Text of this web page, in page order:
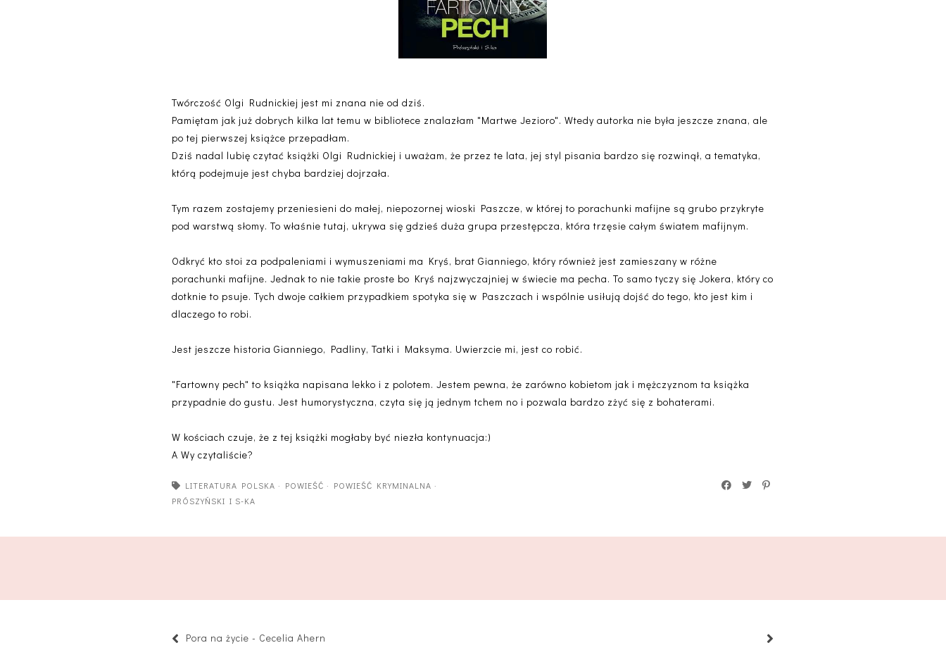
Twórczość Olgi Rudnickiej jest mi znana nie od dziś.
Pamiętam jak już dobrych kilka lat temu w bibliotece znalazłam "Martwe Jezioro". Wtedy autorka nie była jeszcze znana, ale
po tej pierwszej książce przepadłam.
Dziś nadal lubię czytać książki Olgi Rudnickiej i uważam, że przez te lata, jej styl pisania bardzo się rozwinął, a tematyka,
którą podejmuje jest chyba bardziej dojrzała.
Tym razem zostajemy przeniesieni do małej, niepozornej wioski Paszcze, w której to porachunki mafijne są grubo przykryte
pod warstwą słomy. To właśnie tutaj, ukrywa się gdzieś duża grupa przestępcza, która trzęsie całym światem mafijnym.
Odkryć kto stoi za podpaleniami i wymuszeniami ma Kryś, brat Gianniego, który również jest zamieszany w różne
porachunki mafijne. Jednak to nie takie proste bo Kryś najzwyczajniej w świecie ma pecha. To samo tyczy się Jokera, który co
dotknie to psuje. Tych dwoje całkiem przypadkiem spotyka się w Paszczach i wspólnie usiłują dojść do tego, kto jest kim i
dlaczego to robi.
Jest jeszcze historia Gianniego, Padliny, Tatki i Maksyma. Uwierzcie mi, jest co robić.
"Fartowny pech" to książka napisana lekko i z polotem. Jestem pewna, że zarówno kobietom jak i mężczyznom ta książka
przypadnie do gustu. Jest humorystyczna, czyta się ją jednym tchem no i pozwala bardzo zżyć się z bohaterami.
W kościach czuje, że z tej książki mogłaby być niezła kontynuacja:)
A Wy czytaliście?
LITERATURA POLSKA · POWIEŚĆ · POWIEŚĆ KRYMINALNA ·
PRÓSZYŃSKI I S-KA
Pora na życie - Cecelia Ahern